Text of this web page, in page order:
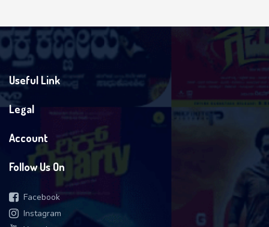
Useful Link
Legal
Account
Follow Us On
Facebook
Instagram